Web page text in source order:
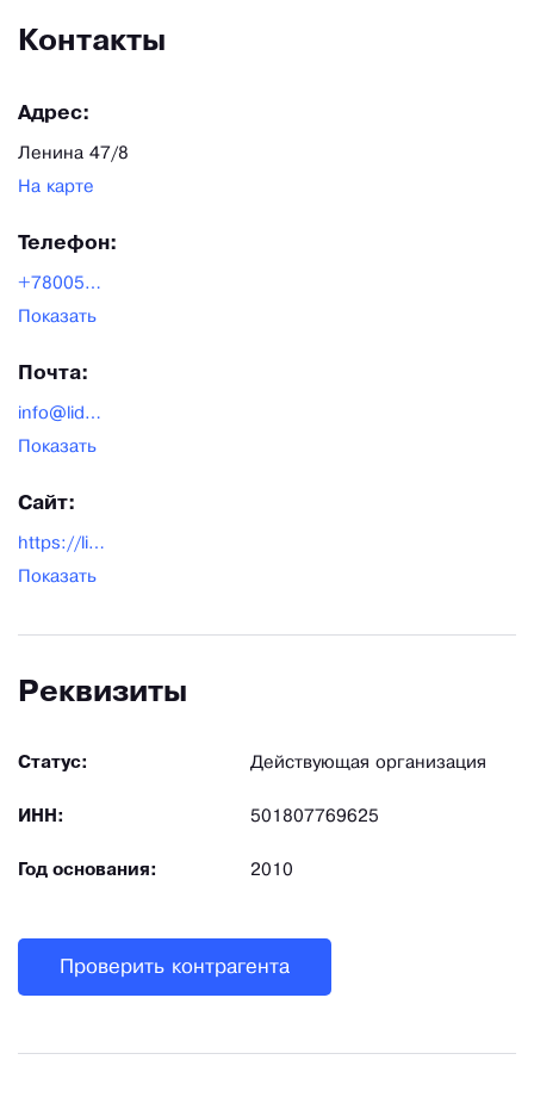
Контакты
Адрес:
Ленина 47/8
На карте
Телефон:
+78005338633
Показать
Почта:
info@lider-tekstil.ru
Показать
Сайт:
https://lider-tekstil.ru/
Показать
Реквизиты
Статус: Действующая организация
ИНН: 501807769625
Год основания: 2010
Проверить контрагента